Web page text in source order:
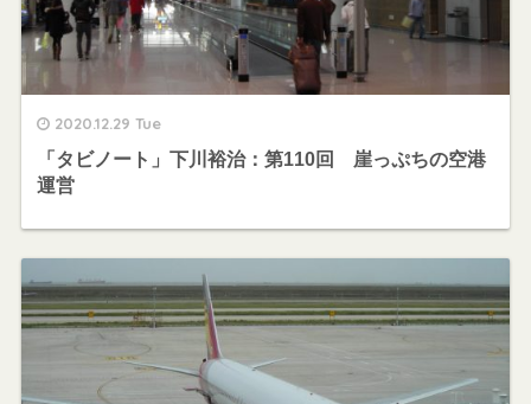
2020.12.29 Tue
「タビノート」下川裕治：第110回 崖っぷちの空港
運営